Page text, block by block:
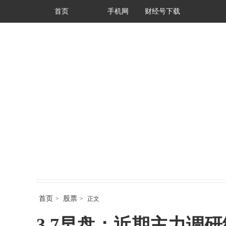
首页 手机网 财经号下载
首页 > 股票 > 正文